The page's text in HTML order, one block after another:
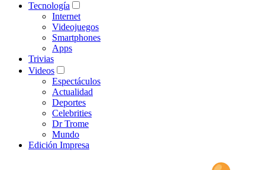
Tecnología
Internet
Videojuegos
Smartphones
Apps
Trivias
Videos
Espectáculos
Actualidad
Deportes
Celebrities
Dr Trome
Mundo
Edición Impresa